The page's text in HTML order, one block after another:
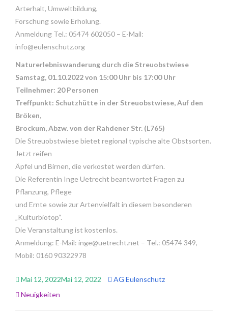
Arterhalt, Umweltbildung,
Forschung sowie Erholung.
Anmeldung Tel.: 05474 602050 – E-Mail:
info@eulenschutz.org
Naturerlebniswanderung durch die Streuobstwiese
Samstag, 01.10.2022 von 15:00 Uhr bis 17:00 Uhr
Teilnehmer: 20 Personen
Treffpunkt: Schutzhütte in der Streuobstwiese, Auf den
Bröken,
Brockum, Abzw. von der Rahdener Str. (L765)
Die Streuobstwiese bietet regional typische alte Obstsorten.
Jetzt reifen
Äpfel und Birnen, die verkostet werden dürfen.
Die Referentin Inge Uetrecht beantwortet Fragen zu
Pflanzung, Pflege
und Ernte sowie zur Artenvielfalt in diesem besonderen
„Kulturbiotop“.
Die Veranstaltung ist kostenlos.
Anmeldung: E-Mail: inge@uetrecht.net – Tel.: 05474 349,
Mobil: 0160 90322978
Mai 12, 2022Mai 12, 2022
AG Eulenschutz
Neuigkeiten